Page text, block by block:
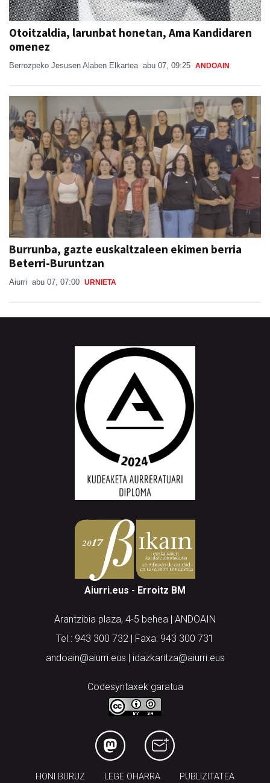
Otoitzaldia, larunbat honetan, Ama Kandidaren
omenez
Berrozpeko Jesusen Alaben Elkartea abu 07, 09:25 ANDOAIN
Burrunba, gazte euskaltzaleen ekimen berria
Beterri-Buruntzan
Aiurri abu 07, 07:00 URNIETA
Aiurri.eus - Erroitz BM
Arantzibia plaza, 4-5 behea | ANDOAIN
Tel.: 943 300 732 | Faxa: 943 300 731
andoain@aiurri.eus | idazkaritza@aiurri.eus
Codesyntaxek garatua
HONI BURUZ LEGE OHARRA PUBLIZITATEA